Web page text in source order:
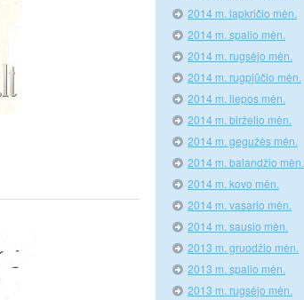
2014 m. lapkričio mėn.
2014 m. spalio mėn.
2014 m. rugsėjo mėn.
2014 m. rugpjūčio mėn.
2014 m. liepos mėn.
2014 m. birželio mėn.
2014 m. gegužės mėn.
2014 m. balandžio mėn.
2014 m. kovo mėn.
2014 m. vasario mėn.
2014 m. sausio mėn.
2013 m. gruodžio mėn.
2013 m. spalio mėn.
2013 m. rugsėjo mėn.